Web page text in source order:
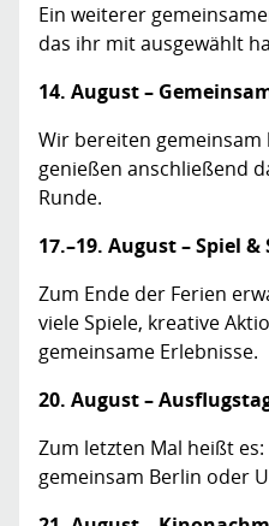
Ein weiterer
das ihr mit ausgewählt
14. August –
Wir bereiten gemeinsam
genießen anschließend
Runde.
17.–19. August – Spiel &
Zum Ende der Ferien
viele Spiele, kreative
gemeinsame Erlebnisse.
20. August –
Zum letzten Mal heißt
gemeinsam Berlin oder